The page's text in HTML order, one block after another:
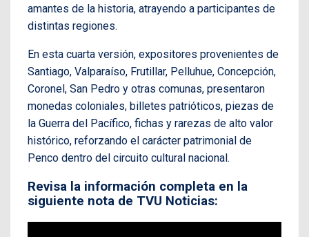
amantes de la historia, atrayendo a participantes de
distintas regiones.
En esta cuarta versión, expositores provenientes de
Santiago, Valparaíso, Frutillar, Pelluhue, Concepción,
Coronel, San Pedro y otras comunas, presentaron
monedas coloniales, billetes patrióticos, piezas de
la Guerra del Pacífico, fichas y rarezas de alto valor
histórico, reforzando el carácter patrimonial de
Penco dentro del circuito cultural nacional.
Revisa la información completa en la
siguiente nota de TVU Noticias: